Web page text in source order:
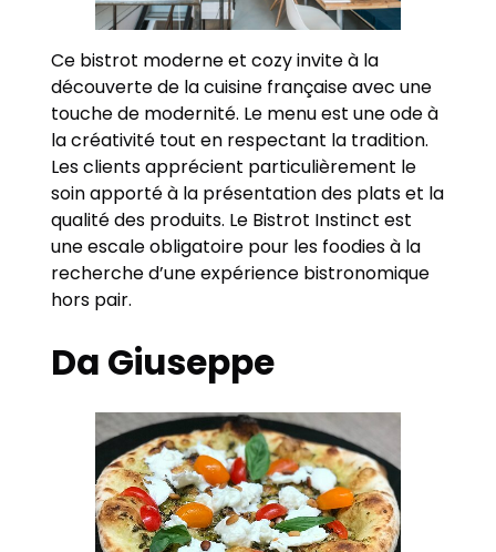
Ce bistrot moderne et cozy invite à la
découverte de la cuisine française avec une
touche de modernité. Le menu est une ode à
la créativité tout en respectant la tradition.
Les clients apprécient particulièrement le
soin apporté à la présentation des plats et la
qualité des produits. Le Bistrot Instinct est
une escale obligatoire pour les foodies à la
recherche d’une expérience bistronomique
hors pair.
Da Giuseppe